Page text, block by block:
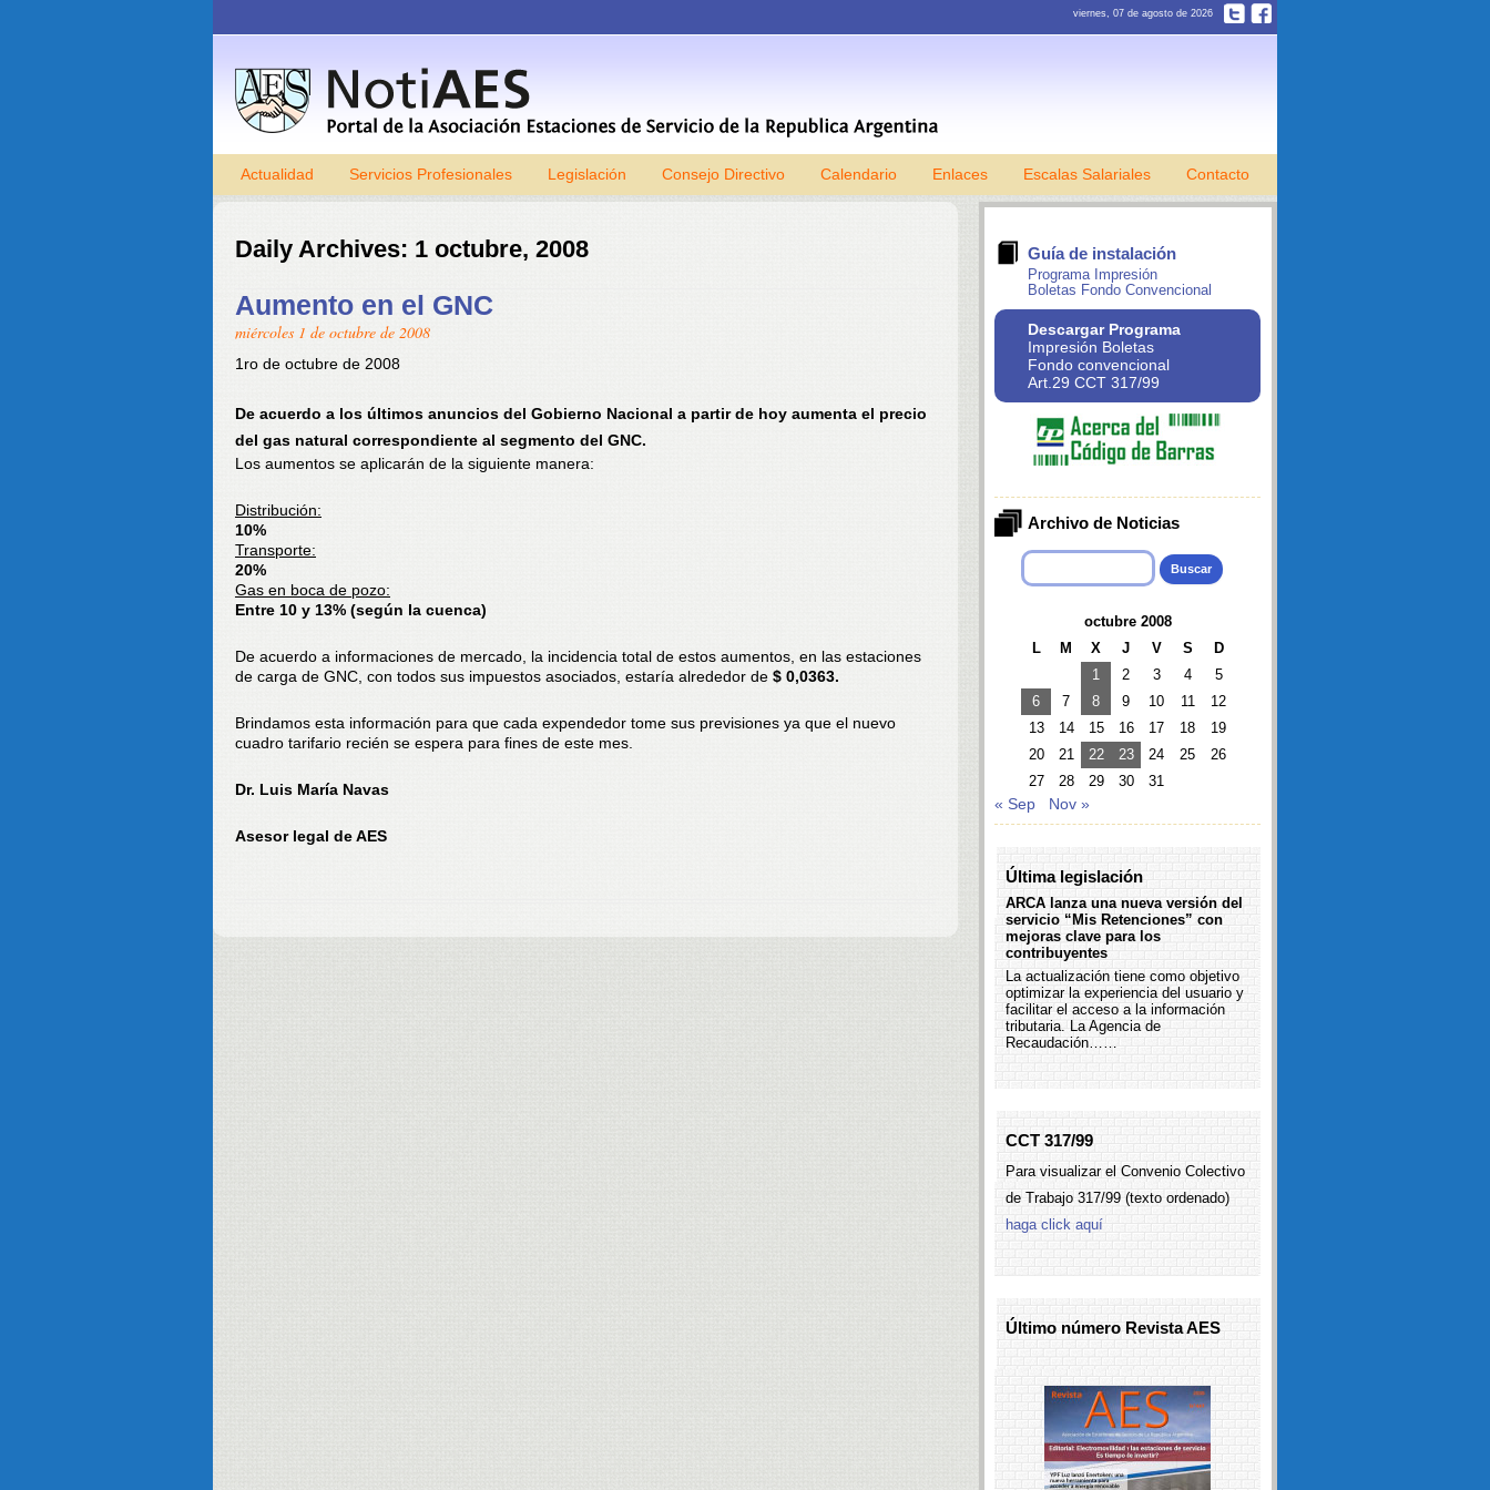
viernes, 07 de agosto de 2026
Skip to content
Actualidad Servicios Profesionales Legislación Consejo Directivo Calendario Enlaces Escalas Salariales Contacto
Daily Archives: 1 octubre, 2008
Aumento en el GNC
miércoles 1 de octubre de 2008
1ro de octubre de 2008
De acuerdo a los últimos anuncios del Gobierno Nacional a partir de hoy aumenta el precio
del gas natural correspondiente al segmento del GNC.
Los aumentos se aplicarán de la siguiente manera:
Distribución:
10%
Transporte:
20%
Gas en boca de pozo:
Entre 10 y 13% (según la cuenca)
De acuerdo a informaciones de mercado, la incidencia total de estos aumentos, en las estaciones
de carga de GNC, con todos sus impuestos asociados, estaría alrededor de $ 0,0363.
Brindamos esta información para que cada expendedor tome sus previsiones ya que el nuevo
cuadro tarifario recién se espera para fines de este mes.
Dr. Luis María Navas
Asesor legal de AES
Guía de instalación
Programa Impresión
Boletas Fondo Convencional
Descargar Programa
Impresión Boletas
Fondo convencional
Art.29 CCT 317/99
Archivo de Noticias
Buscar:
octubre 2008
L
M X J V S
D
1
2 3 4
5
6
7 8 9 10 11
12
13
14 15 16 17 18
19
20
21 22 23 24 25
26
27
28 29 30 31
« Sep Nov »
Última legislación
ARCA lanza una nueva versión del
servicio “Mis Retenciones” con
mejoras clave para los
contribuyentes
La actualización tiene como objetivo
optimizar la experiencia del usuario y
facilitar el acceso a la información
tributaria. La Agencia de
Recaudación……
CCT 317/99
Para visualizar el Convenio Colectivo
de Trabajo 317/99 (texto ordenado)
haga click aquí
Último número Revista AES